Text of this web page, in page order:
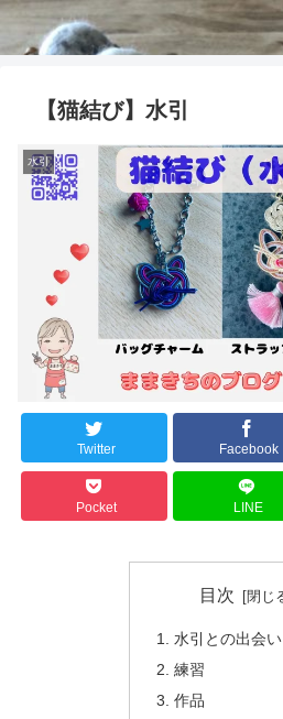
【猫結び】水引
水引
Twitter Facebook
Pocket LINE
目次
水引との出会い
練習
作品